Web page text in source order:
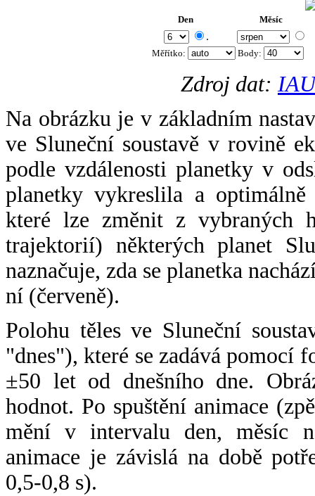
Den Měsíc
.
Měřítko: Body:
Zdroj dat:
Na obrázku je v základním
ve Sluneční soustavě v rovině
podle vzdálenosti planetky v
planetky vykreslila a
které lze změnit z vybraných
trajektorií) některých planet
naznačuje, zda se planetka
ní (červeně).
Polohu těles ve Sluneční
"dnes"), které se zadává pomocí
±50 let od dnešního dne.
hodnot. Po spuštění animace
mění v intervalu den, měsíc
animace je závislá na době
0,5-0,8 s).